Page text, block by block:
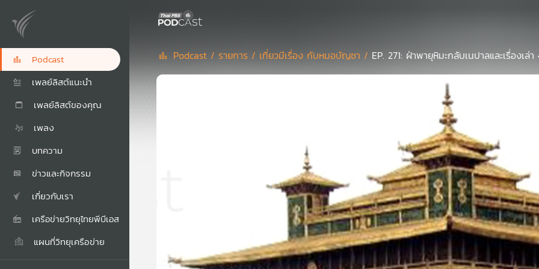
Podcast
เพลย์ลิสต์แนะนำ
เพลย์ลิสต์ของคุณ
เพลง
บทความ
ข่าวและกิจกรรม
เกี่ยวกับเรา
เครือข่ายวิทยุไทยพีบีเอส
แผนที่วิทยุเครือข่าย
Podcast / รายการ / เที่ยวมีเรื่อง กับหมอบัญชา / EP. 271: ฝ่าพายุหิมะกลับเนปาลและเรื่องเล่